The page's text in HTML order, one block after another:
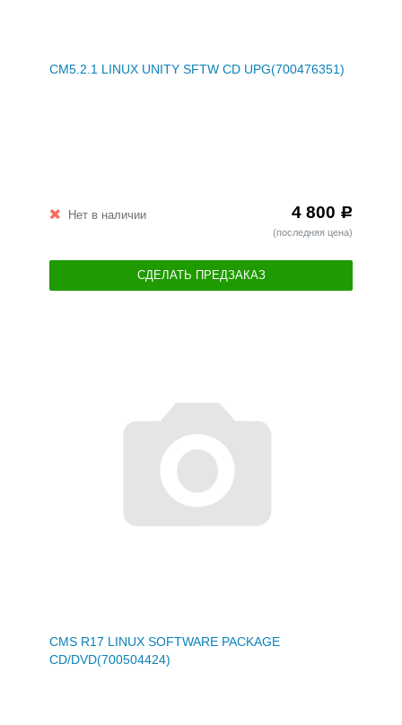
CM5.2.1 LINUX UNITY SFTW CD UPG(700476351)
Нет в наличии 4 800 Р
(последняя цена)
СДЕЛАТЬ ПРЕДЗАКАЗ
CMS R17 LINUX SOFTWARE PACKAGE
CD/DVD(700504424)